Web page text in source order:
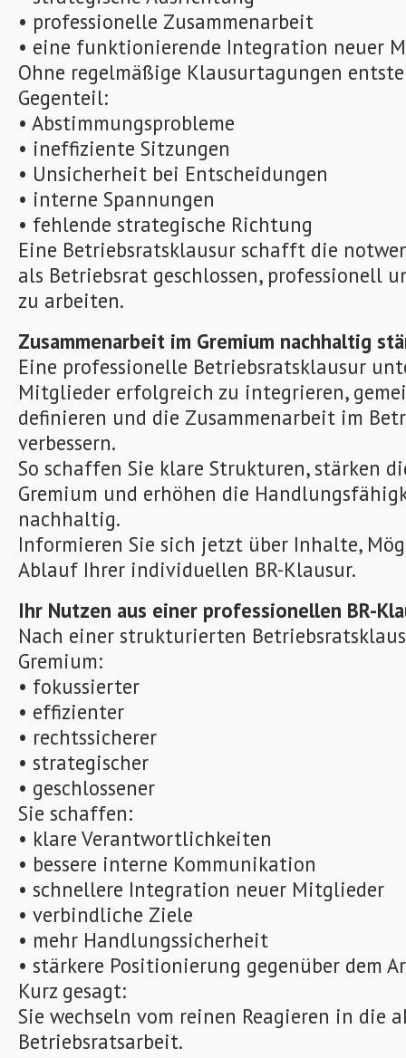
• professionelle Zusammenarbeit
• eine funktionierende Integration neuer
Ohne regelmäßige Klausurtagungen
Gegenteil:
• Abstimmungsprobleme
• ineffiziente Sitzungen
• Unsicherheit bei Entscheidungen
• interne Spannungen
• fehlende strategische Richtung
Eine Betriebsratsklausur schafft die
als Betriebsrat geschlossen, professionell
zu arbeiten.
Zusammenarbeit im Gremium nachhaltig
Eine professionelle Betriebsratsklausur
Mitglieder erfolgreich zu integrieren,
definieren und die Zusammenarbeit im
verbessern.
So schaffen Sie klare Strukturen, stärken
Gremium und erhöhen die
nachhaltig.
Informieren Sie sich jetzt über Inhalte,
Ablauf Ihrer individuellen BR-Klausur.
Ihr Nutzen aus einer professionellen BR-
Nach einer strukturierten
Gremium:
• fokussierter
• effizienter
• rechtssicherer
• strategischer
• geschlossener
Sie schaffen:
• klare Verantwortlichkeiten
• bessere interne Kommunikation
• schnellere Integration neuer Mitglieder
• verbindliche Ziele
• mehr Handlungssicherheit
• stärkere Positionierung gegenüber dem
Kurz gesagt:
Sie wechseln vom reinen Reagieren in die
Betriebsratsarbeit.